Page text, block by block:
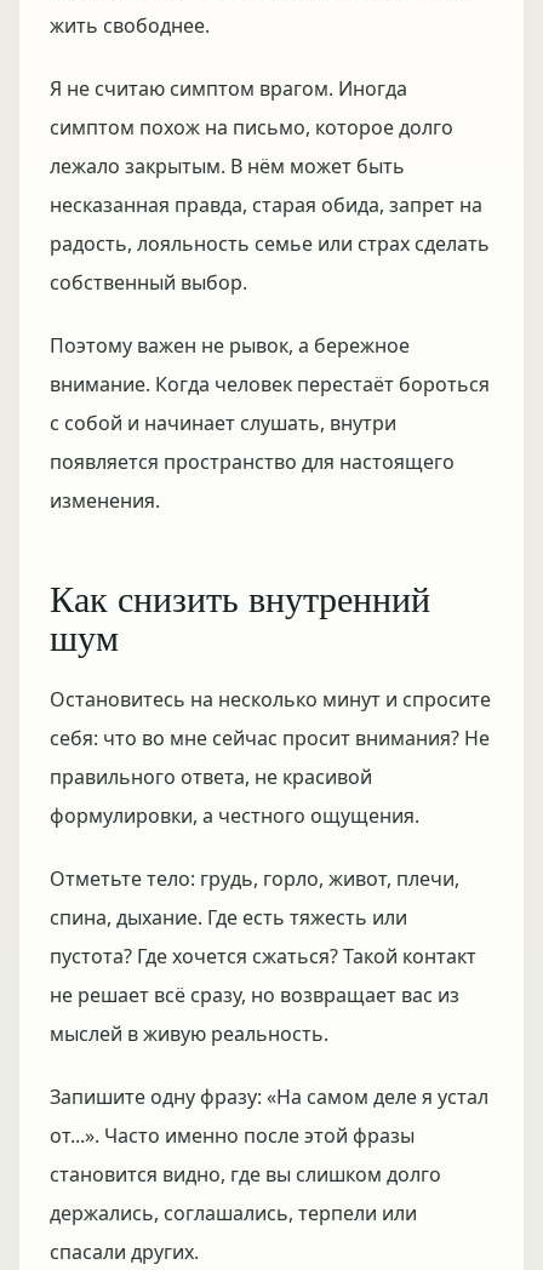
жить свободнее.
Я не считаю симптом врагом. Иногда
симптом похож на письмо, которое долго
лежало закрытым. В нём может быть
несказанная правда, старая обида, запрет на
радость, лояльность семье или страх сделать
собственный выбор.
Поэтому важен не рывок, а бережное
внимание. Когда человек перестаёт бороться
с собой и начинает слушать, внутри
появляется пространство для настоящего
изменения.
Как снизить внутренний
шум
Остановитесь на несколько минут и спросите
себя: что во мне сейчас просит внимания? Не
правильного ответа, не красивой
формулировки, а честного ощущения.
Отметьте тело: грудь, горло, живот, плечи,
спина, дыхание. Где есть тяжесть или
пустота? Где хочется сжаться? Такой контакт
не решает всё сразу, но возвращает вас из
мыслей в живую реальность.
Запишите одну фразу: «На самом деле я устал
от...». Часто именно после этой фразы
становится видно, где вы слишком долго
держались, соглашались, терпели или
спасали других.